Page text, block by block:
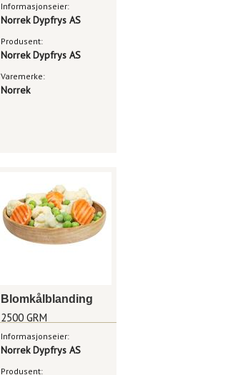
Informasjonseier:
Norrek Dypfrys AS
Produsent:
Norrek Dypfrys AS
Varemerke:
Norrek
Blomkålblanding
2500 GRM
Informasjonseier:
Norrek Dypfrys AS
Produsent: